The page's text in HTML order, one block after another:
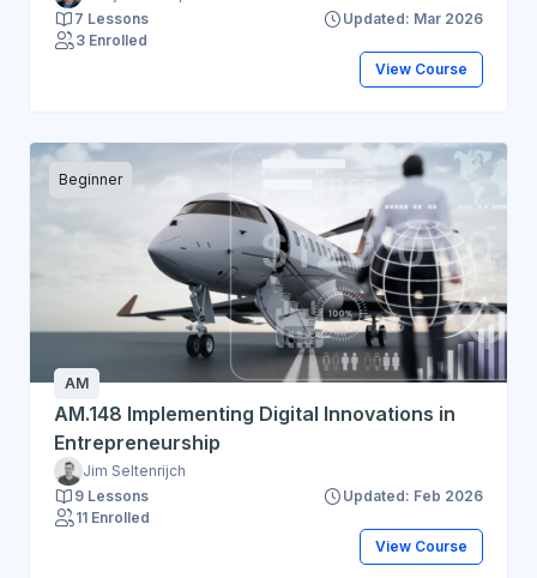
7 Lessons
Updated: Mar 2026
3 Enrolled
View Course
Beginner
AM
AM.148 Implementing Digital Innovations in
Entrepreneurship
Jim Seltenrijch
9 Lessons
Updated: Feb 2026
11 Enrolled
View Course